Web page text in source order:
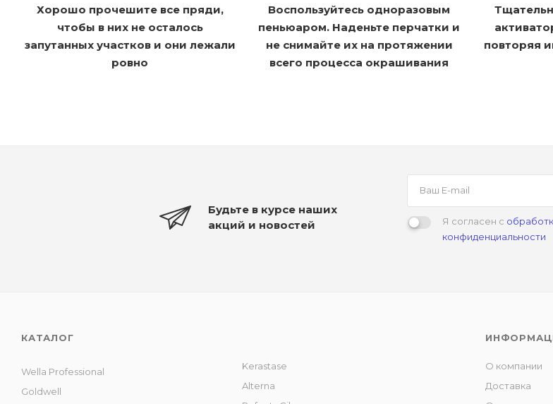
Хорошо прочешите все пряди,
чтобы в них не осталось
запутанных участков и они лежали
ровно
Воспользуйтесь одноразовым
пеньюаром. Наденьте перчатки и
не снимайте их на протяжении
всего процесса окрашивания
повторяя
Будьте в курсе наших
акций и новостей
Я согласен с
конфиденциальности
КАТАЛОГ
Wella Professional
Goldwell
Kerastase
Alterna
О компании
Доставка